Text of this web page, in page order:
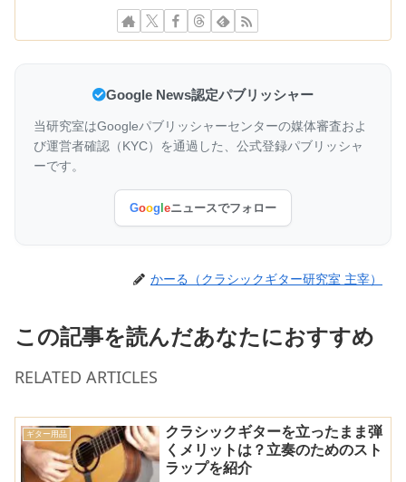
Google News認定パブリッシャー
当研究室はGoogleパブリッシャーセンターの媒体審査およ
び運営者確認（KYC）を通過した、公式登録パブリッシャ
ーです。
Goog eニュースでフォロー
かーる（クラシックギター研究室 主宰）
この記事を読んだあなたにおすすめ
RELATED ARTICLES
ギター用品
クラシックギターを立ったまま弾
くメリットは？立奏のためのスト
ラップを紹介